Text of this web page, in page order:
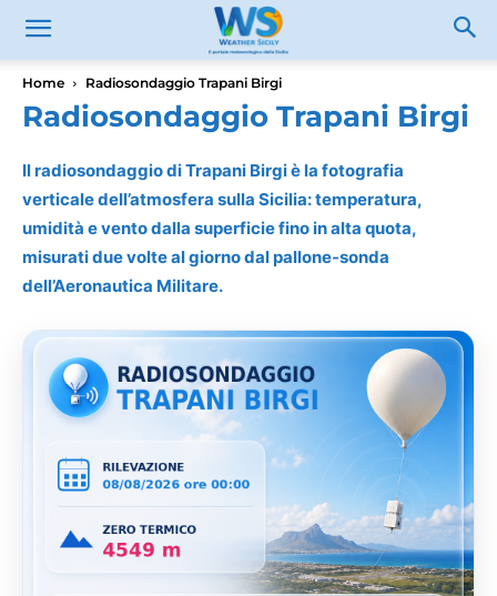
Home Radiosondaggio Trapani Birgi
Radiosondaggio Trapani Birgi
Il radiosondaggio di Trapani Birgi è la fotografia
verticale dell’atmosfera sulla Sicilia: temperatura,
umidità e vento dalla superficie fino in alta quota,
misurati due volte al giorno dal pallone-sonda
dell’Aeronautica Militare.